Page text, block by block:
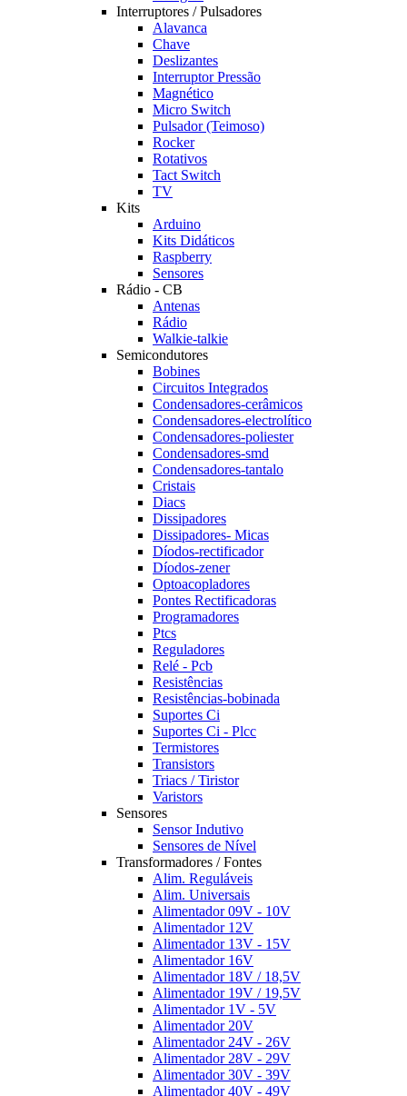
Interruptores / Pulsadores
Alavanca
Chave
Deslizantes
Interruptor Pressão
Magnético
Micro Switch
Pulsador (Teimoso)
Rocker
Rotativos
Tact Switch
TV
Kits
Arduino
Kits Didáticos
Raspberry
Sensores
Rádio - CB
Antenas
Rádio
Walkie-talkie
Semicondutores
Bobines
Circuitos Integrados
Condensadores-cerâmicos
Condensadores-electrolítico
Condensadores-poliester
Condensadores-smd
Condensadores-tantalo
Cristais
Diacs
Dissipadores
Dissipadores- Micas
Díodos-rectificador
Díodos-zener
Optoacopladores
Pontes Rectificadoras
Programadores
Ptcs
Reguladores
Relé - Pcb
Resistências
Resistências-bobinada
Suportes Ci
Suportes Ci - Plcc
Termistores
Transistors
Triacs / Tiristor
Varistors
Sensores
Sensor Indutivo
Sensores de Nível
Transformadores / Fontes
Alim. Reguláveis
Alim. Universais
Alimentador 09V - 10V
Alimentador 12V
Alimentador 13V - 15V
Alimentador 16V
Alimentador 18V / 18,5V
Alimentador 19V / 19,5V
Alimentador 1V - 5V
Alimentador 20V
Alimentador 24V - 26V
Alimentador 28V - 29V
Alimentador 30V - 39V
Alimentador 40V - 49V